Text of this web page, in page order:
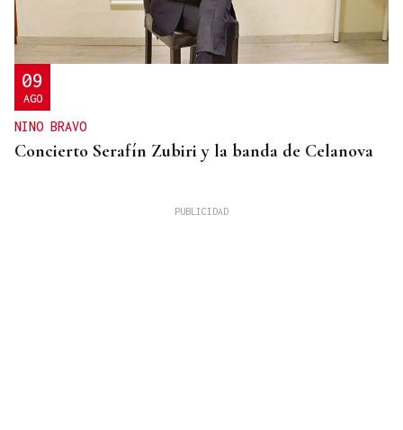
09
AGO
NINO BRAVO
Concierto Serafín Zubiri y la banda de Celanova